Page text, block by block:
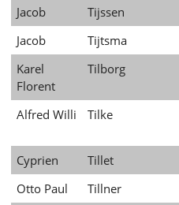
Jacob
Tijssen
Jacob
Tijtsma
Karel
Florent
Tilborg
Alfred Willi Tilke
Cyprien
Tillet
Otto Paul
Tillner